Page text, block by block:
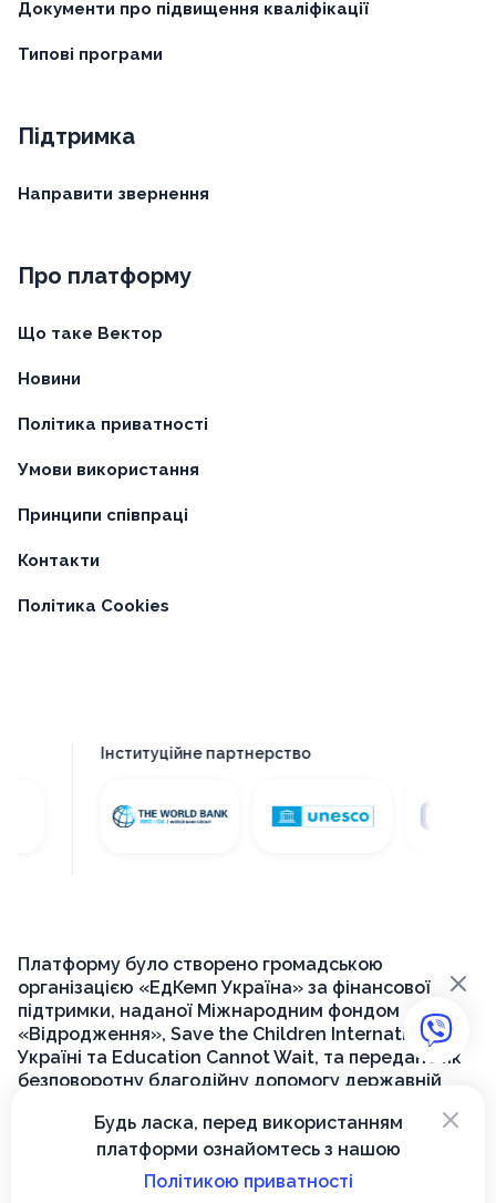
Документи про підвищення кваліфікації
Типові програми
Підтримка
Направити звернення
Про платформу
Що таке Вектор
Новини
Політика приватності
Умови використання
Принципи співпраці
Контакти
Політика Cookies
Інституційне партнерство
Платформу було створено громадською
організацією «ЕдКемп Україна» за фінансової
підтримки, наданої Міжнародним фондом
«Відродження», Save the Children International в
Україні та Education Cannot Wait, та передано як
безповоротну благодійну допомогу державній
для її подальшого функціонування на державному
×
Будь ласка, перед використанням
платформи ознайомтесь з нашою
Політикою приватності
×